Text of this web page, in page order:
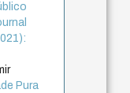
Pura